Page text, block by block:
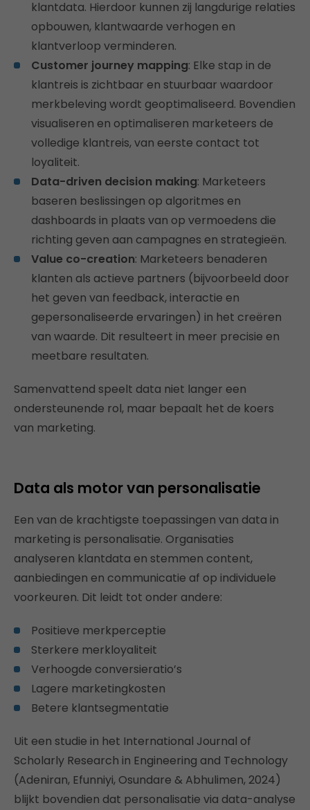
klantdata. Hierdoor kunnen zij langdurige relaties
opbouwen, klantwaarde verhogen en
klantverloop verminderen.
Customer journey mapping: Elke stap in de
klantreis is zichtbaar en stuurbaar waardoor
merkbeleving wordt geoptimaliseerd. Bovendien
visualiseren en optimaliseren marketeers de
volledige klantreis, van eerste contact tot
loyaliteit.
Data-driven decision making: Marketeers
baseren beslissingen op algoritmes en
dashboards in plaats van op vermoedens die
richting geven aan campagnes en strategieën.
Value co-creation: Marketeers benaderen
klanten als actieve partners (bijvoorbeeld door
het geven van feedback, interactie en
gepersonaliseerde ervaringen) in het creëren
van waarde. Dit resulteert in meer precisie en
meetbare resultaten.
Samenvattend speelt data niet langer een
ondersteunende rol, maar bepaalt het de koers
van marketing.
Data als motor van personalisatie
Een van de krachtigste toepassingen van data in
marketing is personalisatie. Organisaties
analyseren klantdata en stemmen content,
aanbiedingen en communicatie af op individuele
voorkeuren. Dit leidt tot onder andere:
Positieve merkperceptie
Sterkere merkloyaliteit
Verhoogde conversieratio’s
Lagere marketingkosten
Betere klantsegmentatie
Uit een studie in het International Journal of
Scholarly Research in Engineering and Technology
(Adeniran, Efunniyi, Osundare & Abhulimen, 2024)
blijkt bovendien dat personalisatie via data-analyse